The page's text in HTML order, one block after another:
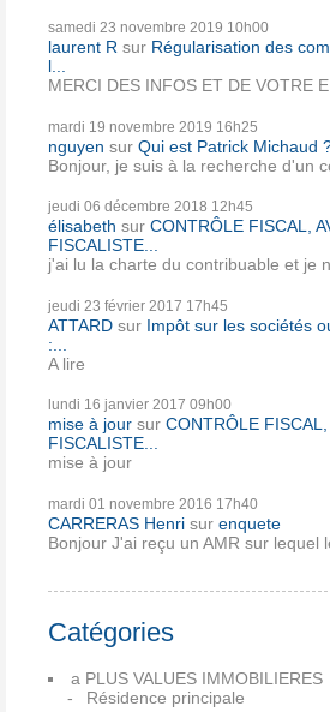
samedi 23 novembre 2019 10h00
laurent R sur Régularisation des
l...
MERCI DES INFOS ET DE VOTRE
mardi 19 novembre 2019 16h25
nguyen sur Qui est Patrick Michaud
Bonjour, je suis à la recherche d'un
jeudi 06 décembre 2018 12h45
élisabeth sur CONTRÔLE FISCAL,
FISCALISTE...
j'ai lu la charte du contribuable et je
jeudi 23 février 2017 17h45
ATTARD sur Impôt sur les sociétés
:...
A lire
lundi 16 janvier 2017 09h00
mise à jour sur CONTRÔLE FISCAL,
FISCALISTE...
mise à jour
mardi 01 novembre 2016 17h40
CARRERAS Henri sur enquete
Bonjour J'ai reçu un AMR sur lequel
Catégories
a PLUS VALUES IMMOBILIERES
Résidence principale